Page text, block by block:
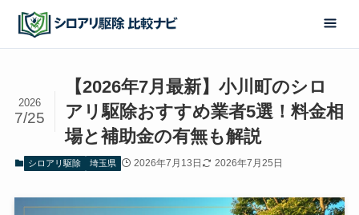
【2026年7月最新】小川町のシロ
アリ駆除おすすめ業者5選！料金相
場と補助金の有無も解説
2026
7/25
シロアリ駆除 埼玉県 2026年7月13日 2026年7月25日